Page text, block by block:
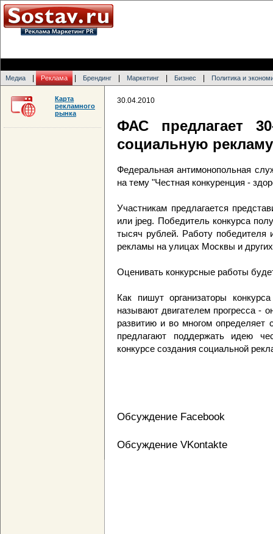
Медиа Реклама Брендинг Маркетинг Бизнес Политика и
30.04.2010
ФАС предлагает
социальную рекламу
Федеральная антимонопольная
на тему "Честная конкуренция -
Участникам предлагается
или jpeg. Победитель конкурса
тысяч рублей. Работу победителя
рекламы на улицах Москвы и
Оценивать конкурсные работы
Как пишут организаторы
называют двигателем прогресса -
развитию и во многом определяет
предлагают поддержать идею
конкурсе создания социальной
Обсуждение Facebook
Обсуждение VKontakte
Карта
рекламного
рынка